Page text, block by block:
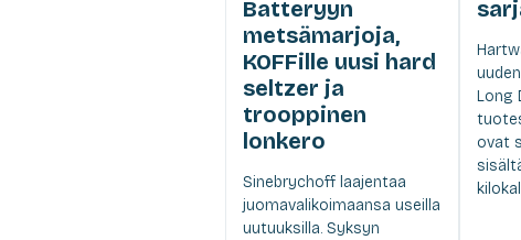
Batteryyn
metsämarjoja,
KOFFille uusi hard
seltzer ja
trooppinen
lonkero
Sinebrychoff laajentaa
juomavalikoimaansa useilla
uutuuksilla. Syksyn
Long
ovat